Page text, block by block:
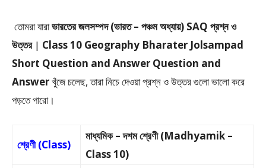
তোমরা যারাভারতের জলসম্পদ (ভারত – পঞ্চম অধ্যায়) SAQ প্রশ্ন ও
উত্তর| Class 10 Geography Bharater Jolsampad
Short Question and Answer Question and
Answerখুঁজে চলেছ, তারা নিচে দেওয়া প্রশ্ন ও উত্তর গুলো ভালো করে
পড়তে পারো।
শ্রেণী (Class)
মাধ্যমিক – দশম শ্রেণী (Madhyamik –
Class 10)